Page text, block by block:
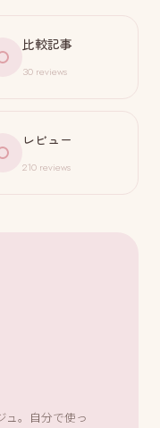
比較記事
30 reviews
レビュー
210 reviews
ュ。自分で使っ